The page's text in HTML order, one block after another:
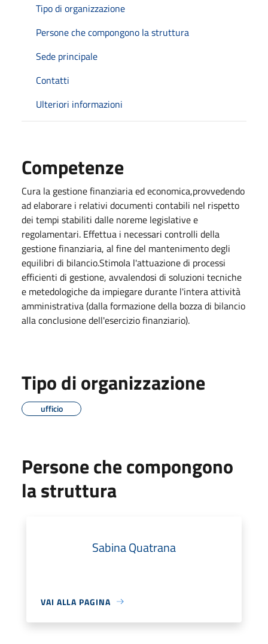
Tipo di organizzazione
Persone che compongono la struttura
Sede principale
Contatti
Ulteriori informazioni
Competenze
Cura la gestione finanziaria ed economica,provvedendo
ad elaborare i relativi documenti contabili nel rispetto
dei tempi stabiliti dalle noreme legislative e
regolamentari. Effettua i necessari controlli della
gestione finanziaria, al fine del mantenimento degli
equilibri di bilancio.Stimola l'attuazione di processi
efficienti di gestione, avvalendosi di soluzioni tecniche
e metedologiche da impiegare durante l'intera attività
amministrativa (dalla formazione della bozza di bilancio
alla conclusione dell'esercizio finanziario).
Tipo di organizzazione
ufficio
Persone che compongono
la struttura
Sabina Quatrana
VAI ALLA PAGINA